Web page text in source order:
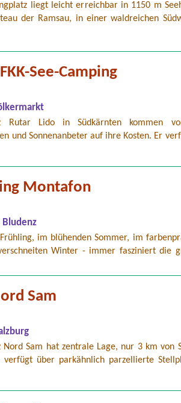
liegt leicht erreichbar in 1150 m
der Ramsau, in einer waldreichen
See-Camping
Rutar Lido in Südkärnten kommen
und Sonnenanbeter auf ihre Kosten. Er
Montafon
Bludenz
im blühenden Sommer, im
Winter - immer fasziniert die
Sam
Nord Sam hat zentrale Lage, nur 3 km von
verfügt über parkähnlich parzellierte